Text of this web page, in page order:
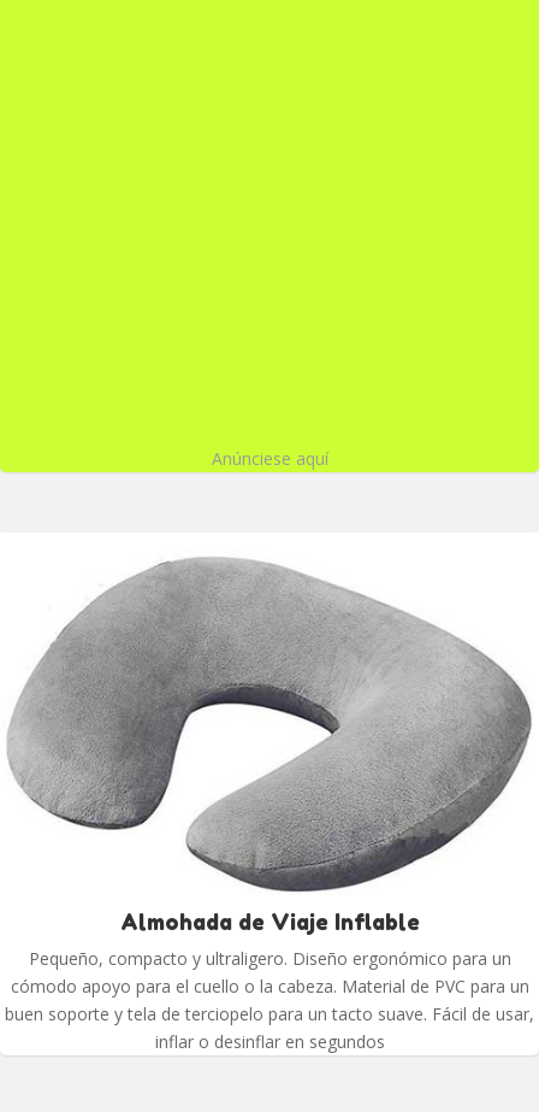
Anúnciese aquí
Almohada de Viaje Inflable
Pequeño, compacto y ultraligero. Diseño ergonómico para un
cómodo apoyo para el cuello o la cabeza. Material de PVC para un
buen soporte y tela de terciopelo para un tacto suave. Fácil de usar,
inflar o desinflar en segundos